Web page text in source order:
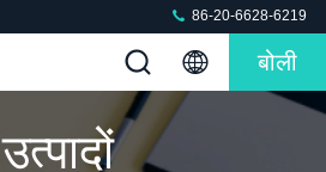
86-20-6628-6219
बोली
उत्पादों